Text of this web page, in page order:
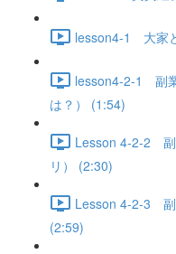
lesson4-1 大家
lesson4-2-1 副
は？） (1:54)
Lesson 4-2-2 副
リ） (2:30)
Lesson 4-2-3 副
(2:59)